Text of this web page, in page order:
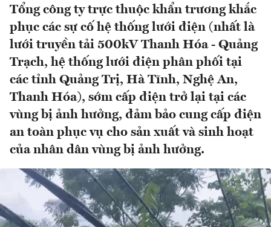
Tổng công ty trực thuộc khẩn trương khắc
phục các sự cố hệ thống lưới điện (nhất là
lưới truyền tải 500kV Thanh Hóa - Quảng
Trạch, hệ thống lưới điện phân phối tại
các tỉnh Quảng Trị, Hà Tĩnh, Nghệ An,
Thanh Hóa), sớm cấp điện trở lại tại các
vùng bị ảnh hưởng, đảm bảo cung cấp điện
an toàn phục vụ cho sản xuất và sinh hoạt
của nhân dân vùng bị ảnh hưởng.